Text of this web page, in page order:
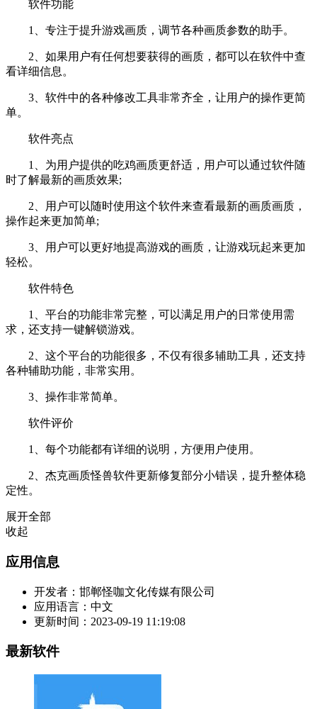
软件功能
1、专注于提升游戏画质，调节各种画质参数的助手。
2、如果用户有任何想要获得的画质，都可以在软件中查
看详细信息。
3、软件中的各种修改工具非常齐全，让用户的操作更简
单。
软件亮点
1、为用户提供的吃鸡画质更舒适，用户可以通过软件随
时了解最新的画质效果;
2、用户可以随时使用这个软件来查看最新的画质画质，
操作起来更加简单;
3、用户可以更好地提高游戏的画质，让游戏玩起来更加
轻松。
软件特色
1、平台的功能非常完整，可以满足用户的日常使用需
求，还支持一键解锁游戏。
2、这个平台的功能很多，不仅有很多辅助工具，还支持
各种辅助功能，非常实用。
3、操作非常简单。
软件评价
1、每个功能都有详细的说明，方便用户使用。
2、杰克画质怪兽软件更新修复部分小错误，提升整体稳
定性。
展开全部
收起
应用信息
开发者： 邯郸怪咖文化传媒有限公司
应用语言： 中文
更新时间： 2023-09-19 11:19:08
最新软件